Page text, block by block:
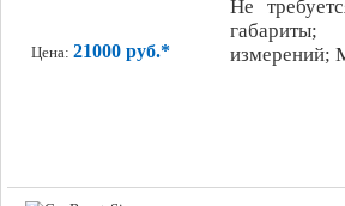
Цена: 21000 руб.*
Не
габариты;
измерений;